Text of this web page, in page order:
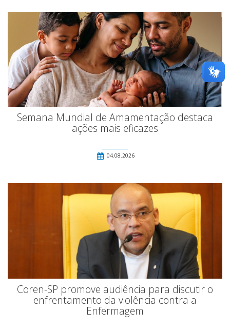
Semana Mundial de Amamentação destaca
ações mais eficazes
04.08.2026
Coren-SP promove audiência para discutir o
enfrentamento da violência contra a
Enfermagem